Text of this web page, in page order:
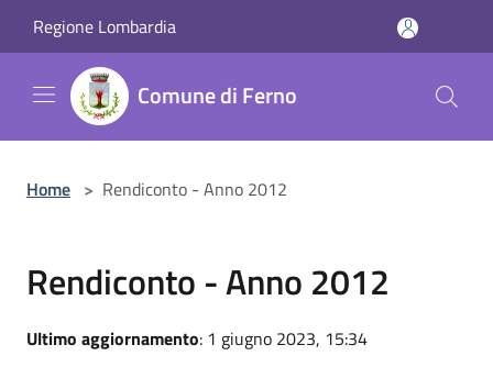
Regione Lombardia
Comune di Ferno
Home > Rendiconto - Anno 2012
Rendiconto - Anno 2012
Ultimo aggiornamento: 1 giugno 2023, 15:34